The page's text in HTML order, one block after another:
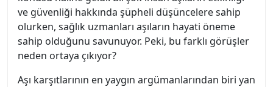
ve güvenliği hakkında şüpheli düşüncelere sahip
olurken, sağlık uzmanları aşıların hayati öneme
sahip olduğunu savunuyor. Peki, bu farklı görüşler
neden ortaya çıkıyor?
Aşı karşıtlarının en yaygın argümanlarından biri yan